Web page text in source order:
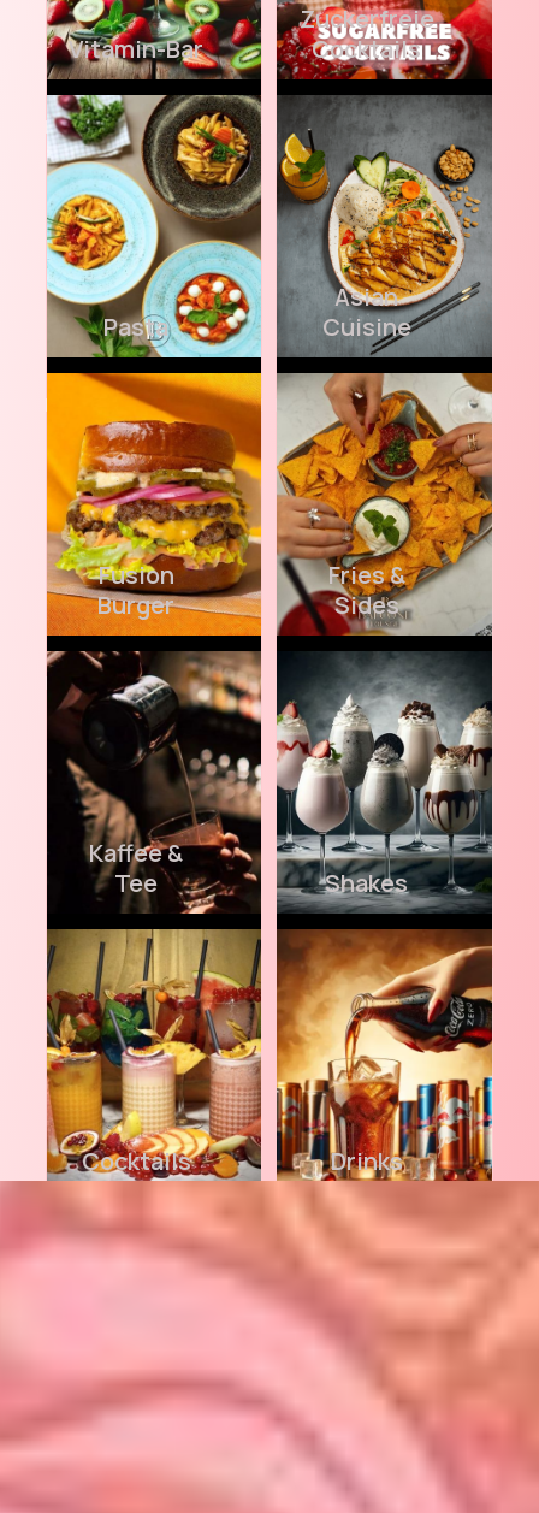
Vitamin-Bar
Zuckerfreie
Cocktails
Pasta
Asian
Cuisine
Fusion
Burger
Fries &
Sides
Kaffee &
Tee
Shakes
Cocktails Drinks
Süße
Verführungen